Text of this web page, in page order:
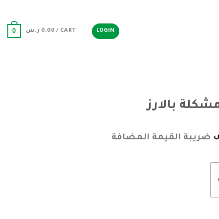
LOGIN
CART /
0,00 ر.س 0
بالارز
ضريبة القيمة المضافة